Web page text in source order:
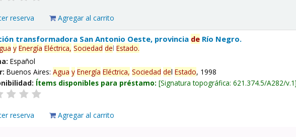
reserva Agregar al carrito
transformadora San Antonio Oeste, provincia de Río Negro.
y Energía Eléctrica, Sociedad delEstado.
Español
Buenos Aires:Agua y Energía Eléctrica, Sociedad delEstado, 1998
Ítems disponibles para préstamo: Signatura topográfica:621.374.5/A282/v.1
reserva Agregar al carrito